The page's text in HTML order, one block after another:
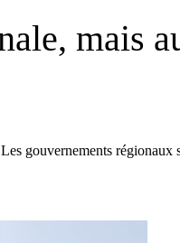
mais
gouvernements régionaux